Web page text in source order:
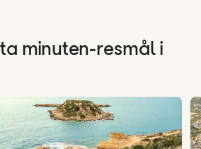
minuten-resmål i